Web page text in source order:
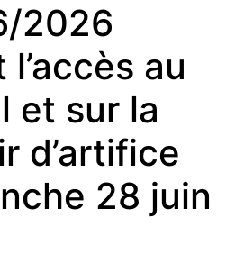
2026
au
et sur la
d’artifice
28 juin